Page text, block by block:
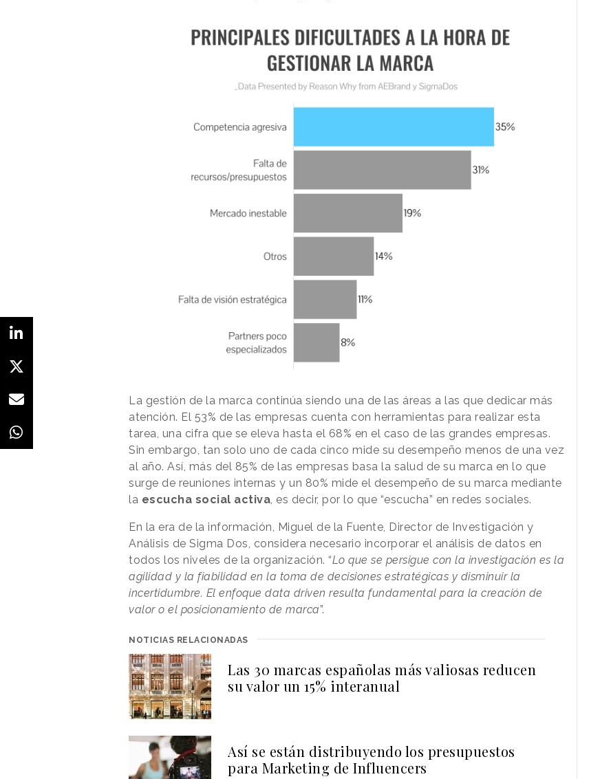
La gestión de la marca continúa siendo una de las áreas a las que dedicar más
atención. El 53% de las empresas cuenta con herramientas para realizar esta
tarea, una cifra que se eleva hasta el 68% en el caso de las grandes empresas.
Sin embargo, tan solo uno de cada cinco mide su desempeño menos de una vez
al año. Así, más del 85% de las empresas basa la salud de su marca en lo que
surge de reuniones internas y un 80% mide el desempeño de su marca mediante
la escucha social activa , es decir, por lo que “escucha” en redes sociales.
En la era de la información, Miguel de la Fuente, Director de Investigación y
Análisis de Sigma Dos, considera necesario incorporar el análisis de datos en
todos los niveles de la organización. “Lo que se persigue con la investigación es la
agilidad y la fiabilidad en la toma de decisiones estratégicas y disminuir la
incertidumbre. El enfoque data driven resulta fundamental para la creación de
valor o el posicionamiento de marca”.
NOTICIAS RELACIONADAS
Las 30 marcas españolas más valiosas reducen
su valor un 15% interanual
Así se están distribuyendo los presupuestos
para Marketing de Influencers